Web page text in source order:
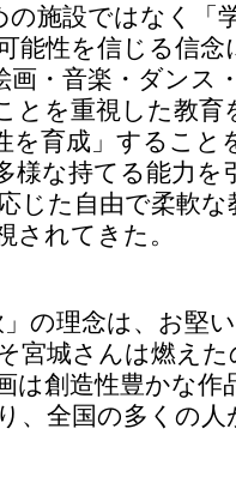
施設ではなく「
能性を信じる信
画・音楽・ダンス
とを重視した教
を育成」すること
様な持てる能力を
じた自由で柔軟
されてきた。
の理念は、お堅
宮城さんは燃え
は創造性豊かな作
、全国の多くの人